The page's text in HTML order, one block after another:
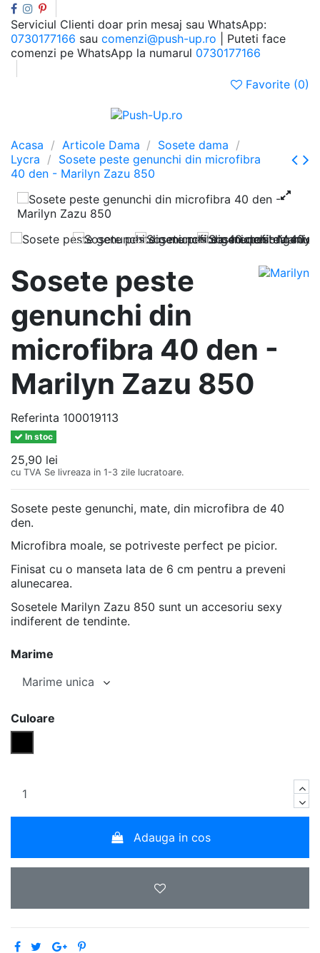
Serviciul Clienti doar prin mesaj sau WhatsApp:
0730177166 sau comenzi@push-up.ro | Puteti face
comenzi pe WhatsApp la numarul 0730177166
Favorite (0)
Acasa
Articole Dama
Sosete dama
Lycra
Sosete peste genunchi din microfibra
40 den - Marilyn Zazu 850
Sosete peste
genunchi din
microfibra 40 den -
Marilyn Zazu 850
Referinta 100019113
In stoc
25,90 lei
cu TVA Se livreaza in 1-3 zile lucratoare.
Sosete peste genunchi, mate, din microfibra de 40
den.
Microfibra moale, se potriveste perfect pe picior.
Finisat cu o manseta lata de 6 cm pentru a preveni
alunecarea.
Sosetele Marilyn Zazu 850 sunt un accesoriu sexy
indiferent de tendinte.
Marime
Culoare
Adauga in cos